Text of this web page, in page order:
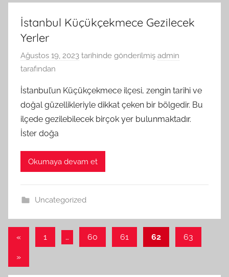
İstanbul Küçükçekmece Gezilecek
Yerler
Ağustos 19, 2023 tarihinde gönderilmiş admin
tarafından
İstanbul’un Küçükçekmece ilçesi, zengin tarihi ve
doğal güzellikleriyle dikkat çeken bir bölgedir. Bu
ilçede gezilebilecek birçok yer bulunmaktadır.
İster doğa
Okumaya devam et
Uncategorized
Yazı
sayfalaması
«Önceki
1 … 60 61 62 63
Sonraki
»